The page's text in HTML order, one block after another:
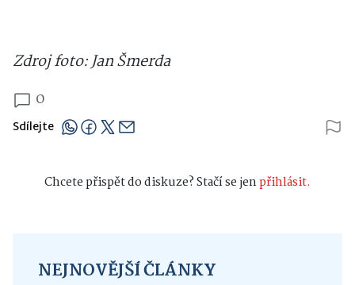
Zdroj foto: Jan Šmerda
0
Sdílejte
Chcete přispět do diskuze? Stačí se jenpřihlásit.
NEJNOVĚJŠÍ ČLÁNKY